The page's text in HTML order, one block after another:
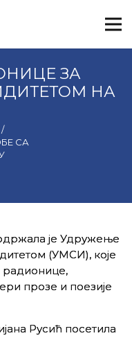
ЗА
НА
/
СА
је Удружење
(УМСИ), које
радионице,
прозе и поезије
Русић посетила